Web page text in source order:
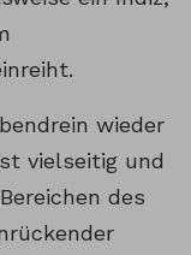
wieder
vielseitig und
des